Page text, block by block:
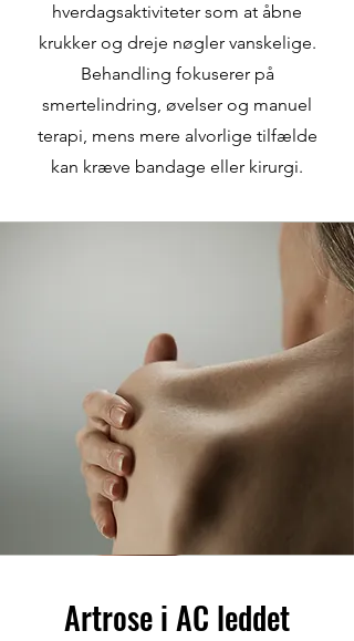
hverdagsaktiviteter som at åbne
krukker og dreje nøgler vanskelige.
Behandling fokuserer på
smertelindring, øvelser og manuel
terapi, mens mere alvorlige tilfælde
kan kræve bandage eller kirurgi.
Artrose i AC leddet